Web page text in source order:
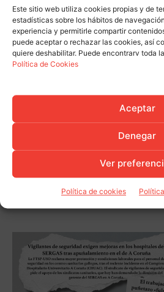
Este sitio web utiliza cookies propias y de
estadísticas sobre los hábitos de
experiencia y permitirle compartir
puede aceptar o rechazar las cookies, así
quiere deshabilitar. Puede encontrarv toda
Política de Cookies
Aceptar
Denegar
Ver
Política de cookies